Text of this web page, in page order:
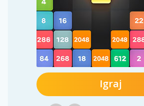
Igraj